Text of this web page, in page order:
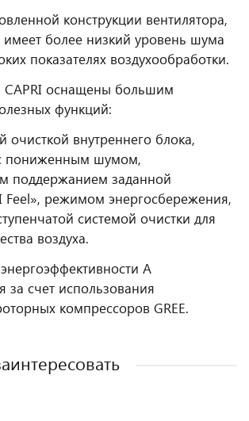
конструкции вентилятора,
более низкий уровень шума
показателях воздухообработки.
оснащены большим
функций:
очисткой внутрен­него блока,
пониженным шумом,
поддержанием задан­ной
Feel», режимом энергосбережения,
систе­мой очистки для
воздуха.
А
за счет использования
компрессоров GREE.